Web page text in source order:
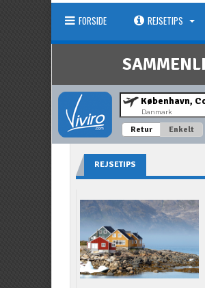
FORSIDE REJSETIPS
Danmark
Retur Enkelt
REJSETIPS